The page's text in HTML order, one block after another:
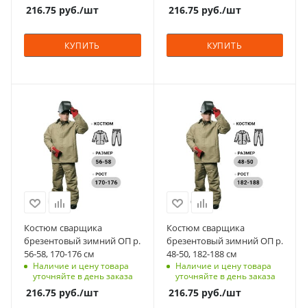
216.75 руб./шт
КУПИТЬ
216.75руб./шт
КУПИТЬ
Материал
брезент
Страна изготовления
Россия
оливковые
Класс защиты
Вес, кг
2.1
Костюм сварщика
брезентовый зимний ОП р.
56-58, 170-176 см
Наличие и цену товара
уточняйте в день заказа
216.75 руб./шт
Материал
брезент
Страна изготовления
Россия
оливковые
Класс защиты
Вес, кг
2.1
Костюм сварщика
брезентовый зимний ОП р.
48-50, 182-188 см
Наличие и цену товара
уточняйте в день заказа
216.75руб./шт